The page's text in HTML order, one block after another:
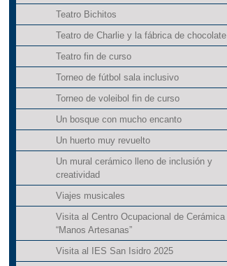
Teatro Bichitos
Teatro de Charlie y la fábrica de chocolate
Teatro fin de curso
Torneo de fútbol sala inclusivo
Torneo de voleibol fin de curso
Un bosque con mucho encanto
Un huerto muy revuelto
Un mural cerámico lleno de inclusión y
creatividad
Viajes musicales
Visita al Centro Ocupacional de Cerámica
“Manos Artesanas”
Visita al IES San Isidro 2025